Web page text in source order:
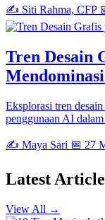
✍️ Siti Rahma, CFP
Tren Desain
Eksplorasi tren
penggunaan AI
✍️ Maya Sari 📅 27
Latest
View All →